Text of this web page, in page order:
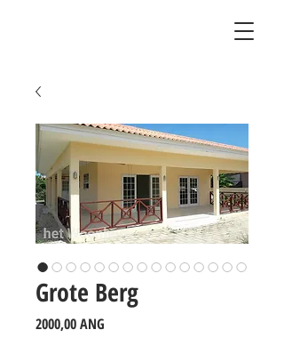
Grote Berg
2000,00 ANG